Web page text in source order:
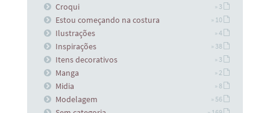
Croqui » 3
Estou começando na costura » 10
Ilustrações » 4
Inspirações » 38
Itens decorativos » 3
Manga » 2
Midia » 8
Modelagem » 56